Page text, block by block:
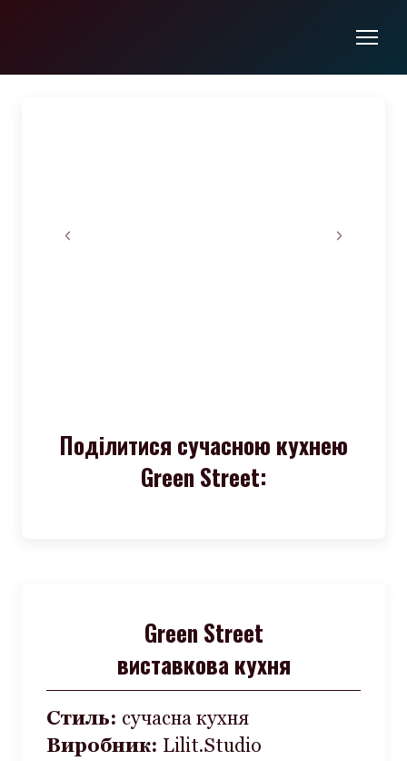
Поділитися сучасною кухнею
Green Street:
Green Street
виставкова кухня
Стиль: сучасна кухня
Виробник: Lilit.Studio